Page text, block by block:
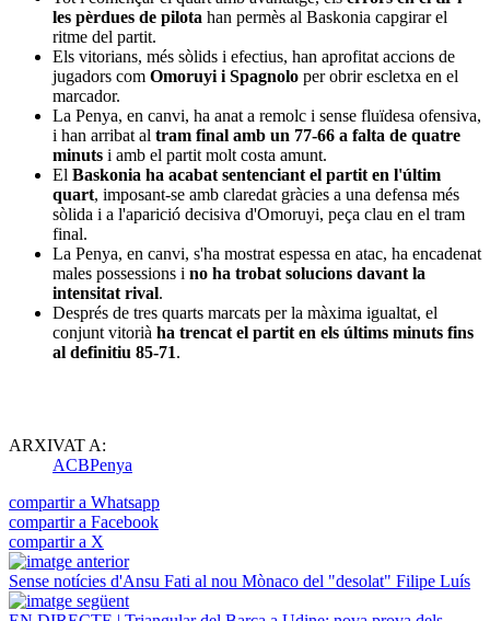
les pèrdues de pilota han permès al Baskonia capgirar el
ritme del partit.
Els vitorians, més sòlids i efectius, han aprofitat accions de
jugadors com Omoruyi i Spagnolo per obrir escletxa en el
marcador.
La Penya, en canvi, ha anat a remolc i sense fluïdesa ofensiva,
i han arribat al tram final amb un 77-66 a falta de quatre
minuts i amb el partit molt costa amunt.
El Baskonia ha acabat sentenciant el partit en l'últim
quart, imposant-se amb claredat gràcies a una defensa més
sòlida i a l'aparició decisiva d'Omoruyi, peça clau en el tram
final.
La Penya, en canvi, s'ha mostrat espessa en atac, ha encadenat
males possessions i no ha trobat solucions davant la
intensitat rival.
Després de tres quarts marcats per la màxima igualtat, el
conjunt vitorià ha trencat el partit en els últims minuts fins
al definitiu 85-71.
ARXIVAT A:
ACBPenya
compartir a Whatsapp
compartir a Facebook
compartir a X
Sense notícies d'Ansu Fati al nou Mònaco del "desolat" Filipe Luís